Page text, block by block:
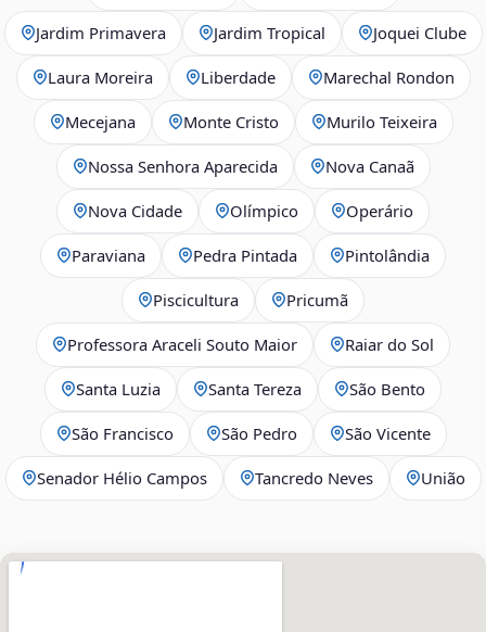
Jardim Primavera Jardim Tropical Joquei Clube
Laura Moreira Liberdade Marechal Rondon
Mecejana Monte Cristo Murilo Teixeira
Nossa Senhora Aparecida Nova Canaã
Nova Cidade Olímpico Operário
Paraviana Pedra Pintada Pintolândia
Piscicultura Pricumã
Professora Araceli Souto Maior Raiar do Sol
Santa Luzia Santa Tereza São Bento
São Francisco São Pedro São Vicente
Senador Hélio Campos Tancredo Neves União